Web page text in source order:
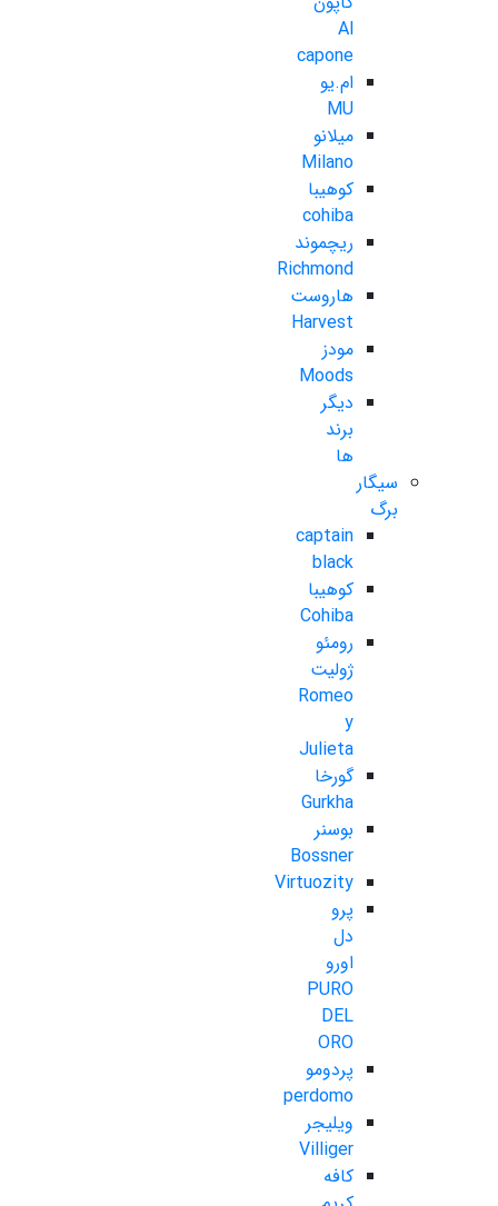
Al
capone
ام.یو
MU
میلانو
Milano
کوهیبا
cohiba
ریچموند
Richmond
هاروست
Harvest
مودز
Moods
دیگر
برند
ها
سیگار
برگ
captain
black
کوهیبا
Cohiba
رومئو
ژولیت
Romeo
y
Julieta
گورخا
Gurkha
بوسنر
Bossner
Virtuozity
پرو
دل
اورو
PURO
DEL
ORO
پردومو
perdomo
ویلیجر
Villiger
کافه